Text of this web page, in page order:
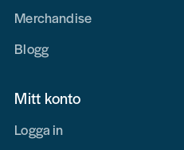
Merchandise
Blogg
Mitt konto
Logga in